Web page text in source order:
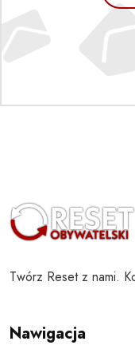
Twórz Reset z nami.
Nawigacja